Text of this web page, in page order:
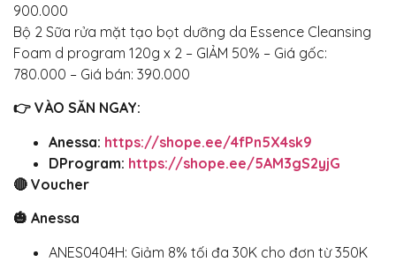
900.000
Bộ 2 Sữa rửa mặt tạo bọt dưỡng da Essence Cleansing
Foam d program 120g x 2 – GIẢM 50% – Giá gốc:
780.000 – Giá bán: 390.000
👉 VÀO SĂN NGAY:
Anessa: https://shope.ee/4fPn5X4sk9
DProgram: https://shope.ee/5AM3gS2yjG
🔴 Voucher
🎃 Anessa
ANES0404H: Giảm 8% tối đa 30K cho đơn từ 350K